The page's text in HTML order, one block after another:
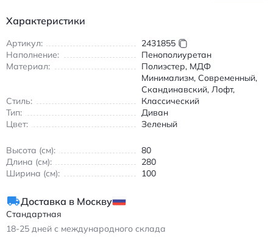
обстановку и подчёркивает аккуратность интерьера.
Поверхность ткани приятна на ощупь и визуально выглядит
мягкой и уютной.
Наполнение из упругого плотного материала обеспечивает
комфортную посадку и сохраняет форму при ежедневном
использовании. Конструкция рассчитана на несколько
человек, благодаря чему диван удобно использовать для
отдыха всей семьи или приёма гостей.
Модель выполнена в прямой форме, что упрощает
Однотонное оформление делает диван универсальным
элементом мебели, который легко сочетать с текстилем и
декором.
интерьер. Подходит для создания спокойной и современной
обстановки без лишних деталей.
Характеристики
Артикул:
2431855
Наполнение:
Пенополиуретан
Материал:
Полиэстер, МДФ
Стиль:
Минимализм, Современный,
Скандинавский, Лофт,
Классический
Тип:
Диван
Цвет:
Зеленый
Высота (см):
80
Длина (см):
280
Ширина (см):
100
Доставка в Москву
Стандартная
18-25 дней с международного склада